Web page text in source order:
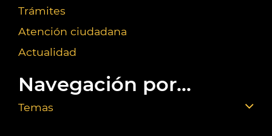
Trámites
Atención ciudadana
Actualidad
Navegación por...
Temas